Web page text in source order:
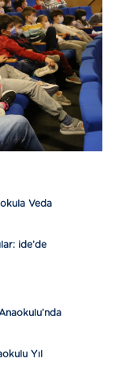
Veda
ide’de
Yıl